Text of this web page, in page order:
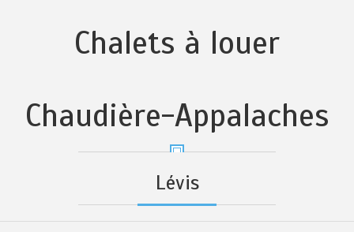
Chalets à louer
Chaudière-Appalaches
Lévis